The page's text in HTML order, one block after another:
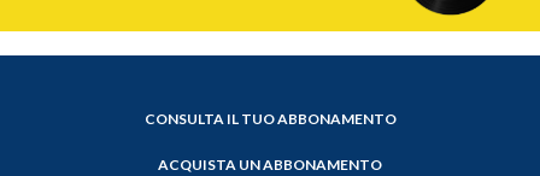
CONSULTA IL TUO ABBONAMENTO
ACQUISTA UN ABBONAMENTO